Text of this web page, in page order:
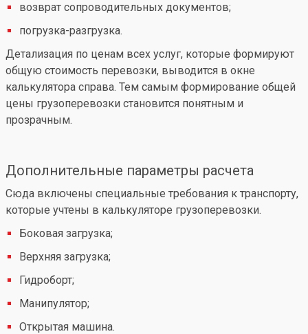
возврат сопроводительных документов;
погрузка-разгрузка.
Детализация по ценам всех услуг, которые формируют
общую стоимость перевозки, выводится в окне
калькулятора справа. Тем самым формирование общей
цены грузоперевозки становится понятным и
прозрачным.
Дополнительные параметры расчета
Сюда включены специальные требования к транспорту,
которые учтены в калькуляторе грузоперевозки.
Боковая загрузка;
Верхняя загрузка;
Гидроборт;
Манипулятор;
Открытая машина.